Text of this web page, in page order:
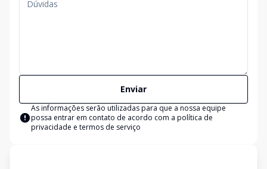
Enviar
As informações serão utilizadas para que a nossa equipe
possa entrar em contato de acordo com a política de
privacidade e termos de serviço